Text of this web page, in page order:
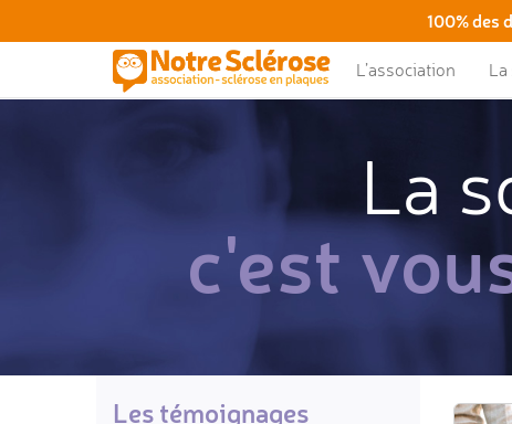
100% des
L’association
La
c'est
Les témoignages